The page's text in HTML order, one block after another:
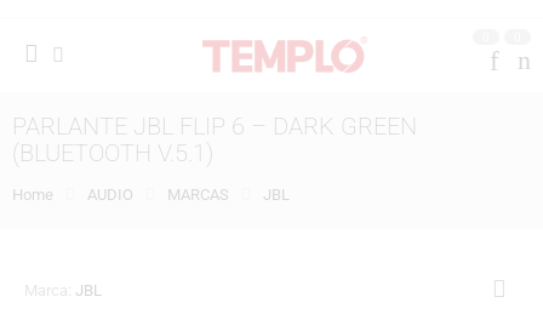
PARLANTE JBL FLIP 6 – DARK GREEN
(BLUETOOTH V.5.1)
Home AUDIO MARCAS JBL
Marca: JBL